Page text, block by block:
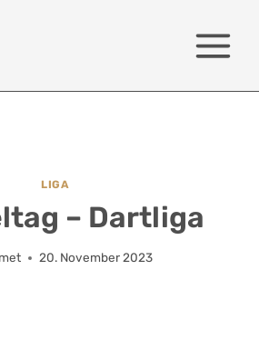
LIGA
– Dartliga
20. November 2023